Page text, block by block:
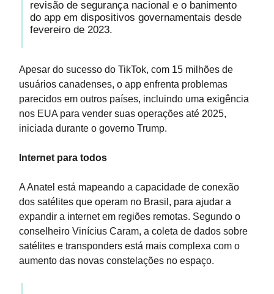
revisão de segurança nacional e o banimento
do app em dispositivos governamentais desde
fevereiro de 2023.
Apesar do sucesso do TikTok, com 15 milhões de
usuários canadenses, o app enfrenta problemas
parecidos em outros países, incluindo uma exigência
nos EUA para vender suas operações até 2025,
iniciada durante o governo Trump.
Internet para todos
A Anatel está mapeando a capacidade de conexão
dos satélites que operam no Brasil, para ajudar a
expandir a internet em regiões remotas. Segundo o
conselheiro Vinícius Caram, a coleta de dados sobre
satélites e transponders está mais complexa com o
aumento das novas constelações no espaço.